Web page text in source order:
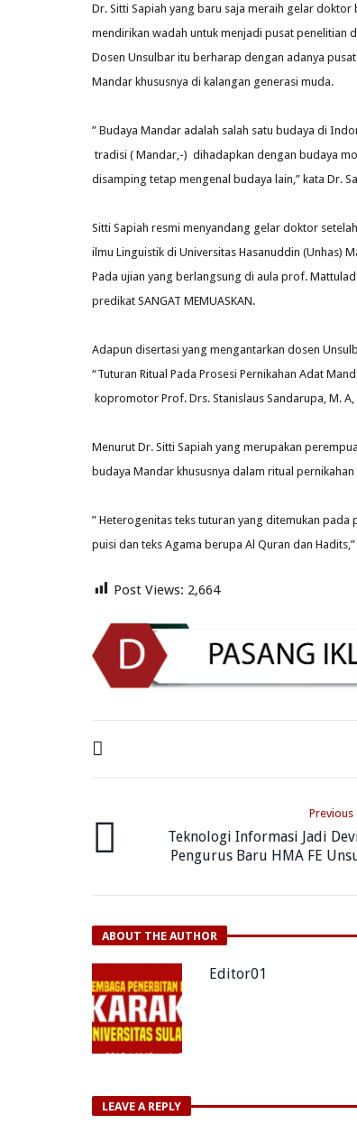
Dr. Sitti Sapiah yang baru saja meraih gelar
mendirikan wadah untuk menjadi pusat penelitian
Dosen Unsulbar itu berharap dengan adanya
Mandar khususnya di kalangan generasi muda.
” Budaya Mandar adalah salah satu budaya di
tradisi ( Mandar,-) dihadapkan dengan budaya
disamping tetap mengenal budaya lain,” kata Dr.
Sitti Sapiah resmi menyandang gelar doktor
ilmu Linguistik di Universitas Hasanuddin (Unhas)
Pada ujian yang berlangsung di aula prof.
predikat SANGAT MEMUASKAN.
Adapun disertasi yang mengantarkan dosen
“Tuturan Ritual Pada Prosesi Pernikahan Adat
kopromotor Prof. Drs. Stanislaus Sandarupa, M. A,
Menurut Dr. Sitti Sapiah yang merupakan
budaya Mandar khususnya dalam ritual
” Heterogenitas teks tuturan yang ditemukan
puisi dan teks Agama berupa Al Quran dan
Post Views: 2,664
Previous
Teknologi Informasi Jadi
Pengurus Baru HMA FE
ABOUT THE AUTHOR
Editor01
LEAVE A REPLY